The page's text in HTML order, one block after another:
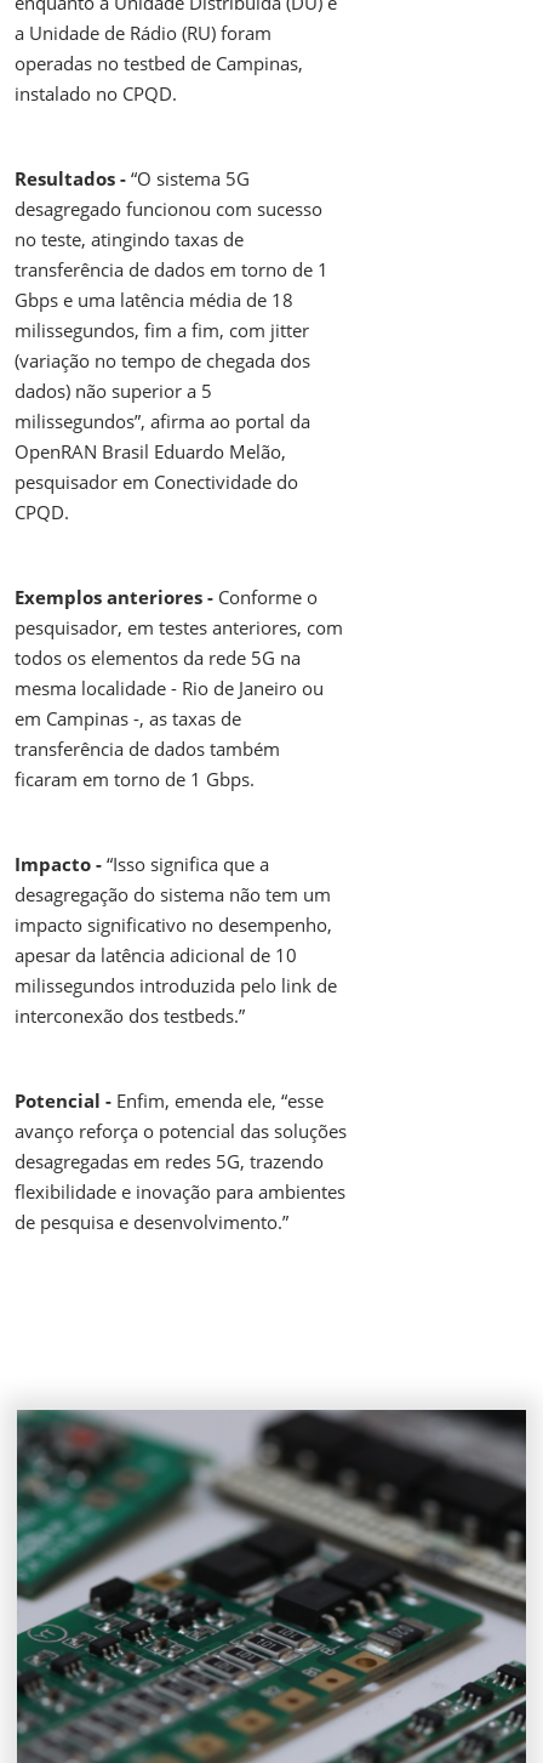
a Unidade de Rádio (RU) foram
operadas no testbed de Campinas,
instalado no CPQD.
Resultados - “O sistema 5G
desagregado funcionou com sucesso
no teste, atingindo taxas de
transferência de dados em torno de 1
Gbps e uma latência média de 18
milissegundos, fim a fim, com jitter
(variação no tempo de chegada dos
dados) não superior a 5
milissegundos”, afirma ao portal da
OpenRAN Brasil Eduardo Melão,
pesquisador em Conectividade do
CPQD.
Exemplos anteriores - Conforme o
pesquisador, em testes anteriores, com
todos os elementos da rede 5G na
mesma localidade - Rio de Janeiro ou
em Campinas -, as taxas de
transferência de dados também
ficaram em torno de 1 Gbps.
Impacto - “Isso significa que a
desagregação do sistema não tem um
impacto significativo no desempenho,
apesar da latência adicional de 10
milissegundos introduzida pelo link de
interconexão dos testbeds.”
Potencial - Enfim, emenda ele, “esse
avanço reforça o potencial das soluções
desagregadas em redes 5G, trazendo
flexibilidade e inovação para ambientes
de pesquisa e desenvolvimento.”